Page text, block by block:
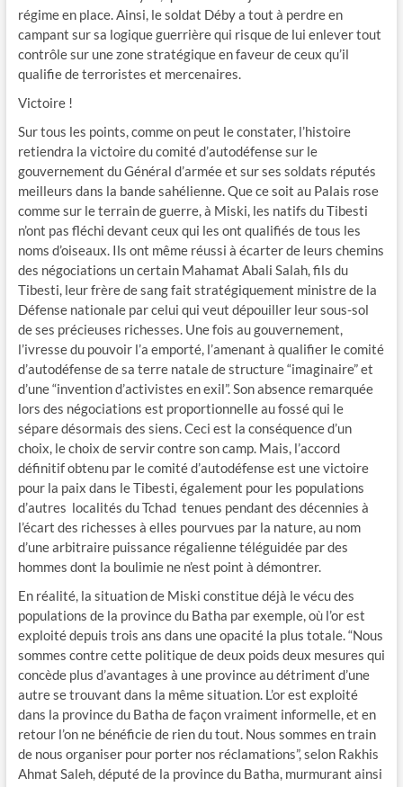
régime en place. Ainsi, le soldat Déby a tout à perdre en
campant sur sa logique guerrière qui risque de lui enlever tout
contrôle sur une zone stratégique en faveur de ceux qu’il
qualifie de terroristes et mercenaires.
Victoire !
Sur tous les points, comme on peut le constater, l’histoire
retiendra la victoire du comité d’autodéfense sur le
gouvernement du Général d’armée et sur ses soldats réputés
meilleurs dans la bande sahélienne. Que ce soit au Palais rose
comme sur le terrain de guerre, à Miski, les natifs du Tibesti
n’ont pas fléchi devant ceux qui les ont qualifiés de tous les
noms d’oiseaux. Ils ont même réussi à écarter de leurs chemins
des négociations un certain Mahamat Abali Salah, fils du
Tibesti, leur frère de sang fait stratégiquement ministre de la
Défense nationale par celui qui veut dépouiller leur sous-sol
de ses précieuses richesses. Une fois au gouvernement,
l’ivresse du pouvoir l’a emporté, l’amenant à qualifier le comité
d’autodéfense de sa terre natale de structure “imaginaire” et
d’une “invention d’activistes en exil”. Son absence remarquée
lors des négociations est proportionnelle au fossé qui le
sépare désormais des siens. Ceci est la conséquence d’un
choix, le choix de servir contre son camp. Mais, l’accord
définitif obtenu par le comité d’autodéfense est une victoire
pour la paix dans le Tibesti, également pour les populations
d’autres localités du Tchad tenues pendant des décennies à
l’écart des richesses à elles pourvues par la nature, au nom
d’une arbitraire puissance régalienne téléguidée par des
hommes dont la boulimie ne n’est point à démontrer.
En réalité, la situation de Miski constitue déjà le vécu des
populations de la province du Batha par exemple, où l’or est
exploité depuis trois ans dans une opacité la plus totale. “Nous
sommes contre cette politique de deux poids deux mesures qui
concède plus d’avantages à une province au détriment d’une
autre se trouvant dans la même situation. L’or est exploité
dans la province du Batha de façon vraiment informelle, et en
retour l’on ne bénéficie de rien du tout. Nous sommes en train
de nous organiser pour porter nos réclamations”, selon Rakhis
Ahmat Saleh, député de la province du Batha, murmurant ainsi